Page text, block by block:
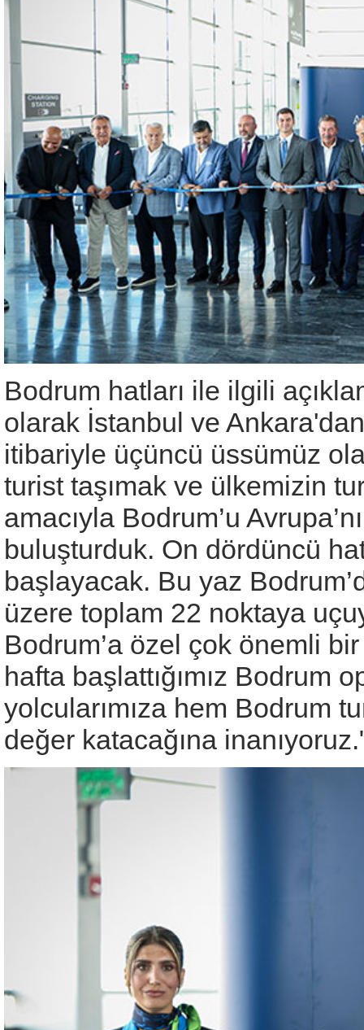
Bodrum hatları ile ilgili
olarak İstanbul ve
itibariyle üçüncü üssümüz
turist taşımak ve ülkemizin
amacıyla Bodrum’u
buluşturduk. On dördüncü
başlayacak. Bu yaz
üzere toplam 22 noktaya
Bodrum’a özel çok önemli
hafta başlattığımız Bodrum
yolcularımıza hem Bodrum
değer katacağına